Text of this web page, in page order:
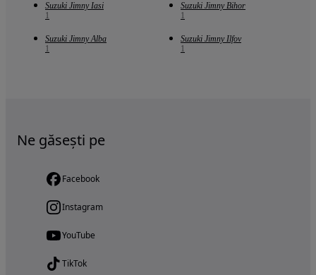
Suzuki Jimny Iasi
1
Suzuki Jimny Bihor
1
Suzuki Jimny Alba
1
Suzuki Jimny Ilfov
1
Ne găsești pe
Facebook
Instagram
YouTube
TikTok